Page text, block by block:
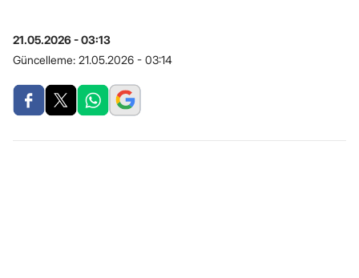
21.05.2026 - 03:13
Güncelleme: 21.05.2026 - 03:14